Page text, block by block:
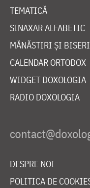
TEMATICĂ
SINAXAR ALFABETIC
MĂNĂSTIRI ȘI
CALENDAR ORTODOX
WIDGET DOXOLOGIA
RADIO DOXOLOGIA
DESPRE NOI
POLITICA DE